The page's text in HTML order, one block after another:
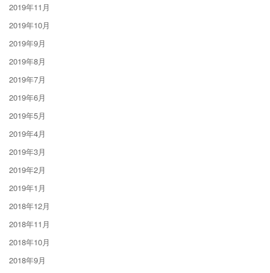
2019年11月
2019年10月
2019年9月
2019年8月
2019年7月
2019年6月
2019年5月
2019年4月
2019年3月
2019年2月
2019年1月
2018年12月
2018年11月
2018年10月
2018年9月